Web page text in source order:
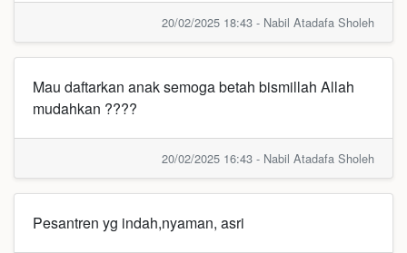
20/02/2025 18:43 - Nabil Atadafa Sholeh
Mau daftarkan anak semoga betah bismillah Allah
mudahkan ????
20/02/2025 16:43 - Nabil Atadafa Sholeh
Pesantren yg indah,nyaman, asri